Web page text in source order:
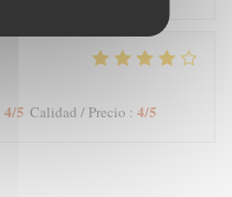
4/5 Calidad / Precio : 4/5